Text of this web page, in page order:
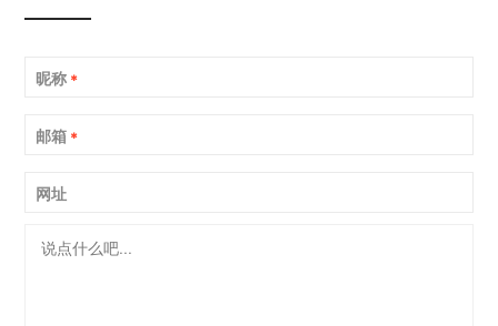
昵称 *
邮箱 *
网址